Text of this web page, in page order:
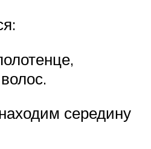
середину